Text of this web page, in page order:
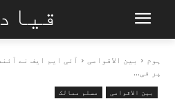
ہوم بین الاقوامی
آئی ایم ایف نے
پر فی...
بین الاقوامی مسلم ممالک